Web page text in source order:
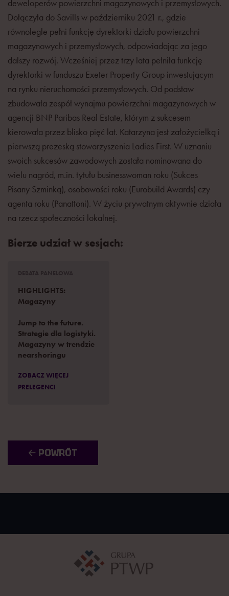
deweloperów powierzchni magazynowych i przemysłowych.
Dołączyła do Savills w październiku 2021 r., gdzie
równolegle pełni funkcję dyrektorki działu powierzchni
magazynowych i przemysłowych, odpowiadając za jego
dalszy rozwój. Wcześniej przez trzy lata pełniła funkcję
dyrektorki w funduszu Exeter Property Group inwestującym
na rynku nieruchomości przemysłowych. Od podstaw
zbudowała zespół wynajmu powierzchni magazynowych w
agencji BNP Paribas Real Estate, którym z sukcesem
kierowała przez blisko pięć lat. Katarzyna jest założycielką i
pierwszą prezeską stowarzyszenia Ladies First. W uznaniu
swoich sukcesów zawodowych została nominowana do
wielu nagród, m.in. tytułu businesswoman roku (Sukces
Pisany Szminką), osobowości roku (Eurobuild Awards) czy
agenta roku (Panattoni). W życiu prywatnym aktywnie działa
na rzecz społeczności lokalnej.
Bierze udział w sesjach:
HIGHLIGHTS:
Magazyny
Jump to the future.
Strategie dla logistyki.
Magazyny w trendzie
nearshoringu
ZOBACZ WIĘCEJ
PRELEGENCI
🡠 POWRÓT